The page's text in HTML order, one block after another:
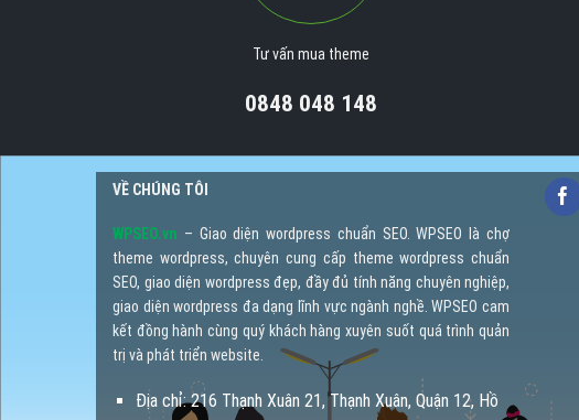
Tư vấn mua theme
0848 048 148
VỀ CHÚNG TÔI
WPSEO.vn – Giao diện wordpress chuẩn SEO. WPSEO là chợ
theme wordpress, chuyên cung cấp theme wordpress chuẩn
SEO, giao diện wordpress đẹp, đầy đủ tính năng chuyên nghiệp,
giao diện wordpress đa dạng lĩnh vực ngành nghề. WPSEO cam
kết đồng hành cùng quý khách hàng xuyên suốt quá trình quản
trị và phát triển website.
Địa chỉ: 216 Thạnh Xuân 21, Thạnh Xuân, Quận 12, Hồ